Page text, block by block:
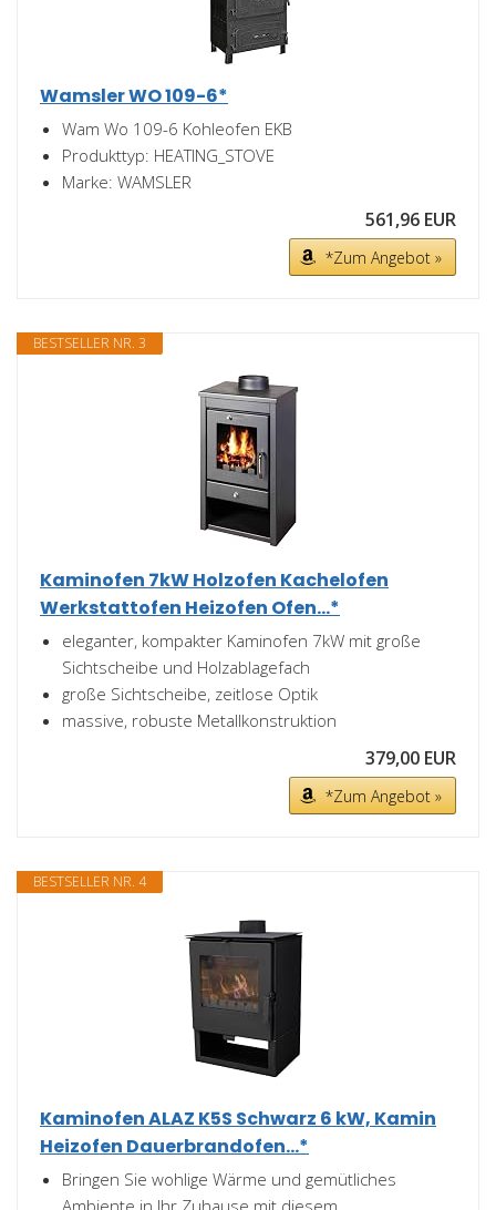
Wamsler WO 109-6*
Wam Wo 109-6 Kohleofen EKB
Produkttyp: HEATING_STOVE
Marke: WAMSLER
561,96 EUR
*Zum Angebot »
BESTSELLER NR. 3
Kaminofen 7kW Holzofen Kachelofen
Werkstattofen Heizofen Ofen...*
eleganter, kompakter Kaminofen 7kW mit große
Sichtscheibe und Holzablagefach
große Sichtscheibe, zeitlose Optik
massive, robuste Metallkonstruktion
379,00 EUR
*Zum Angebot »
BESTSELLER NR. 4
Kaminofen ALAZ K5S Schwarz 6 kW, Kamin
Heizofen Dauerbrandofen...*
Bringen Sie wohlige Wärme und gemütliches
Ambiente in Ihr Zuhause mit diesem